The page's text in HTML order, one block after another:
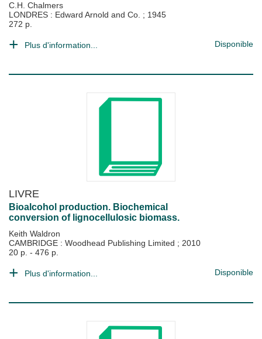
C.H. Chalmers
LONDRES : Edward Arnold and Co. ; 1945
272 p.
Plus d'information... Disponible
LIVRE
Bioalcohol production. Biochemical
conversion of lignocellulosic biomass.
Keith Waldron
CAMBRIDGE : Woodhead Publishing Limited ; 2010
20 p. - 476 p.
Plus d'information... Disponible